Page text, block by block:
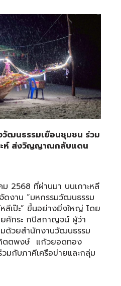
ฒนธรรมเยือนชุมชน ร่วม
ะห์ ส่งวิญญาณกลับแดน
2568 ที่ผ่านมา บนเกาะหลี
ดงาน “มหกรรมวัฒนธรรม
ลีเป๊ะ” ขึ้นอย่างยิ่งใหญ่ โดย
ศักระ กปิลกาญจน์ ผู้ว่า
ด้วยสำนักงานวัฒนธรรม
ตตพงษ์ แก้วยอดทอง
กับภาคีเครือข่ายและกลุ่ม